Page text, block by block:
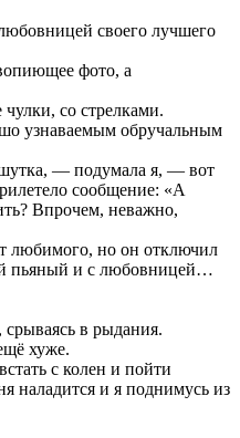
своего лучшего
фото, а
со стрелками.
узнаваемым обручальным
шутка, — подумала я, — вот
сообщение: «А
Впрочем, неважно,
любимого, но он отключил
пьяный и с любовницей…
в рыдания.
хуже.
с колен и пойти
наладится и я поднимусь из